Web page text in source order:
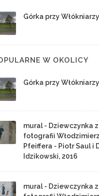
Górka przy Włókniarzy
W OKOLICY
Górka przy Włókniarzy
mural - Dziewczynka z
fotografii
Pfeiffera - Piotr Saul i
Idzikowski, 2016
mural - Dziewczynka z